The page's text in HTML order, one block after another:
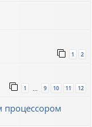
1 2
1 9 10 11 12